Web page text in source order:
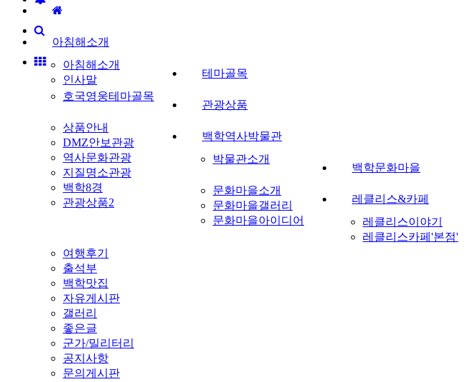
아침해소개
아침해소개
인사말
테마골목
호국영웅테마골목
관광상품
상품안내
DMZ안보관광
역사문화관광
지질명소관광
백학8경
관광상품2
백학역사박물관
박물관소개
백학문화마을
문화마을소개
문화마을갤러리
문화마을아이디어
레클리스&카페
레클리스이야기
레클리스카페'본점'
여행후기
출석부
백학맛집
자유게시판
갤러리
좋은글
군가/밀리터리
공지사항
문의게시판